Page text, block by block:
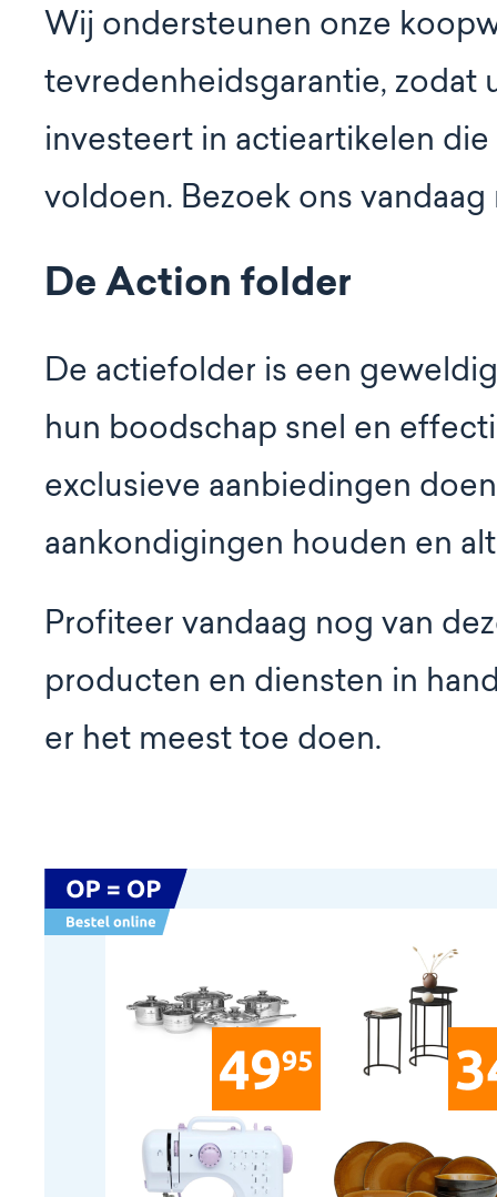
Wij ondersteunen onze
tevredenheidsgarantie, zodat
investeert in actieartikelen
voldoen. Bezoek ons
De Action folder
De actiefolder is een
hun boodschap snel en
exclusieve aanbiedingen
aankondigingen houden en
Profiteer vandaag nog van
producten en diensten in
er het meest toe doen.